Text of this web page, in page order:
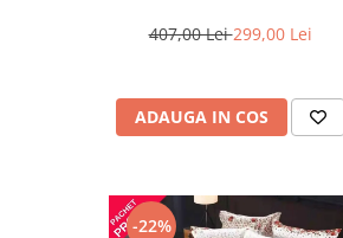
407,00 Lei299,00 Lei
ADAUGA IN COS
-22%